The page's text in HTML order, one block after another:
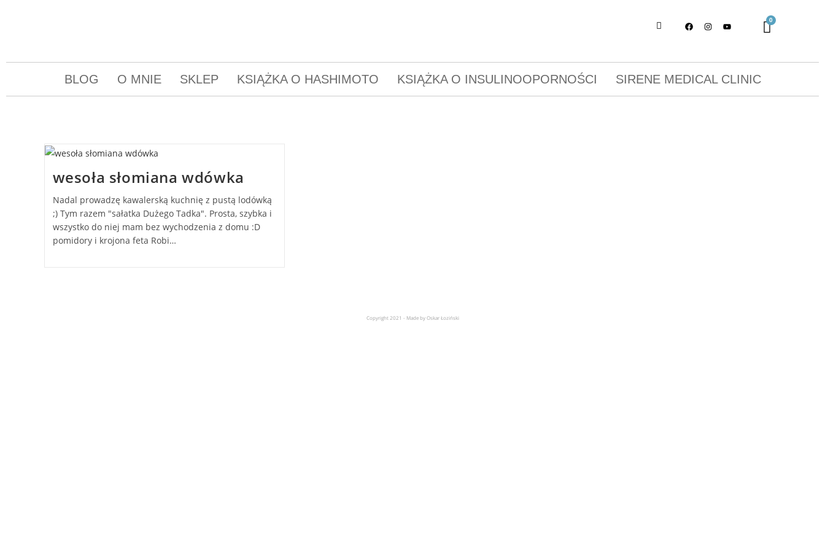
BLOG O MNIE SKLEP KSIĄŻKA O HASHIMOTO KSIĄŻKA O INSULINOOPORNOŚCI SIRENE MEDICAL CLINIC
wesoła słomiana wdówka
Nadal prowadzę kawalerską kuchnię z pustą lodówką
;) Tym razem "sałatka Dużego Tadka". Prosta, szybka i
wszystko do niej mam bez wychodzenia z domu :D
pomidory i krojona feta Robi…
Copyright 2021 - Made by Oskar Łoziński